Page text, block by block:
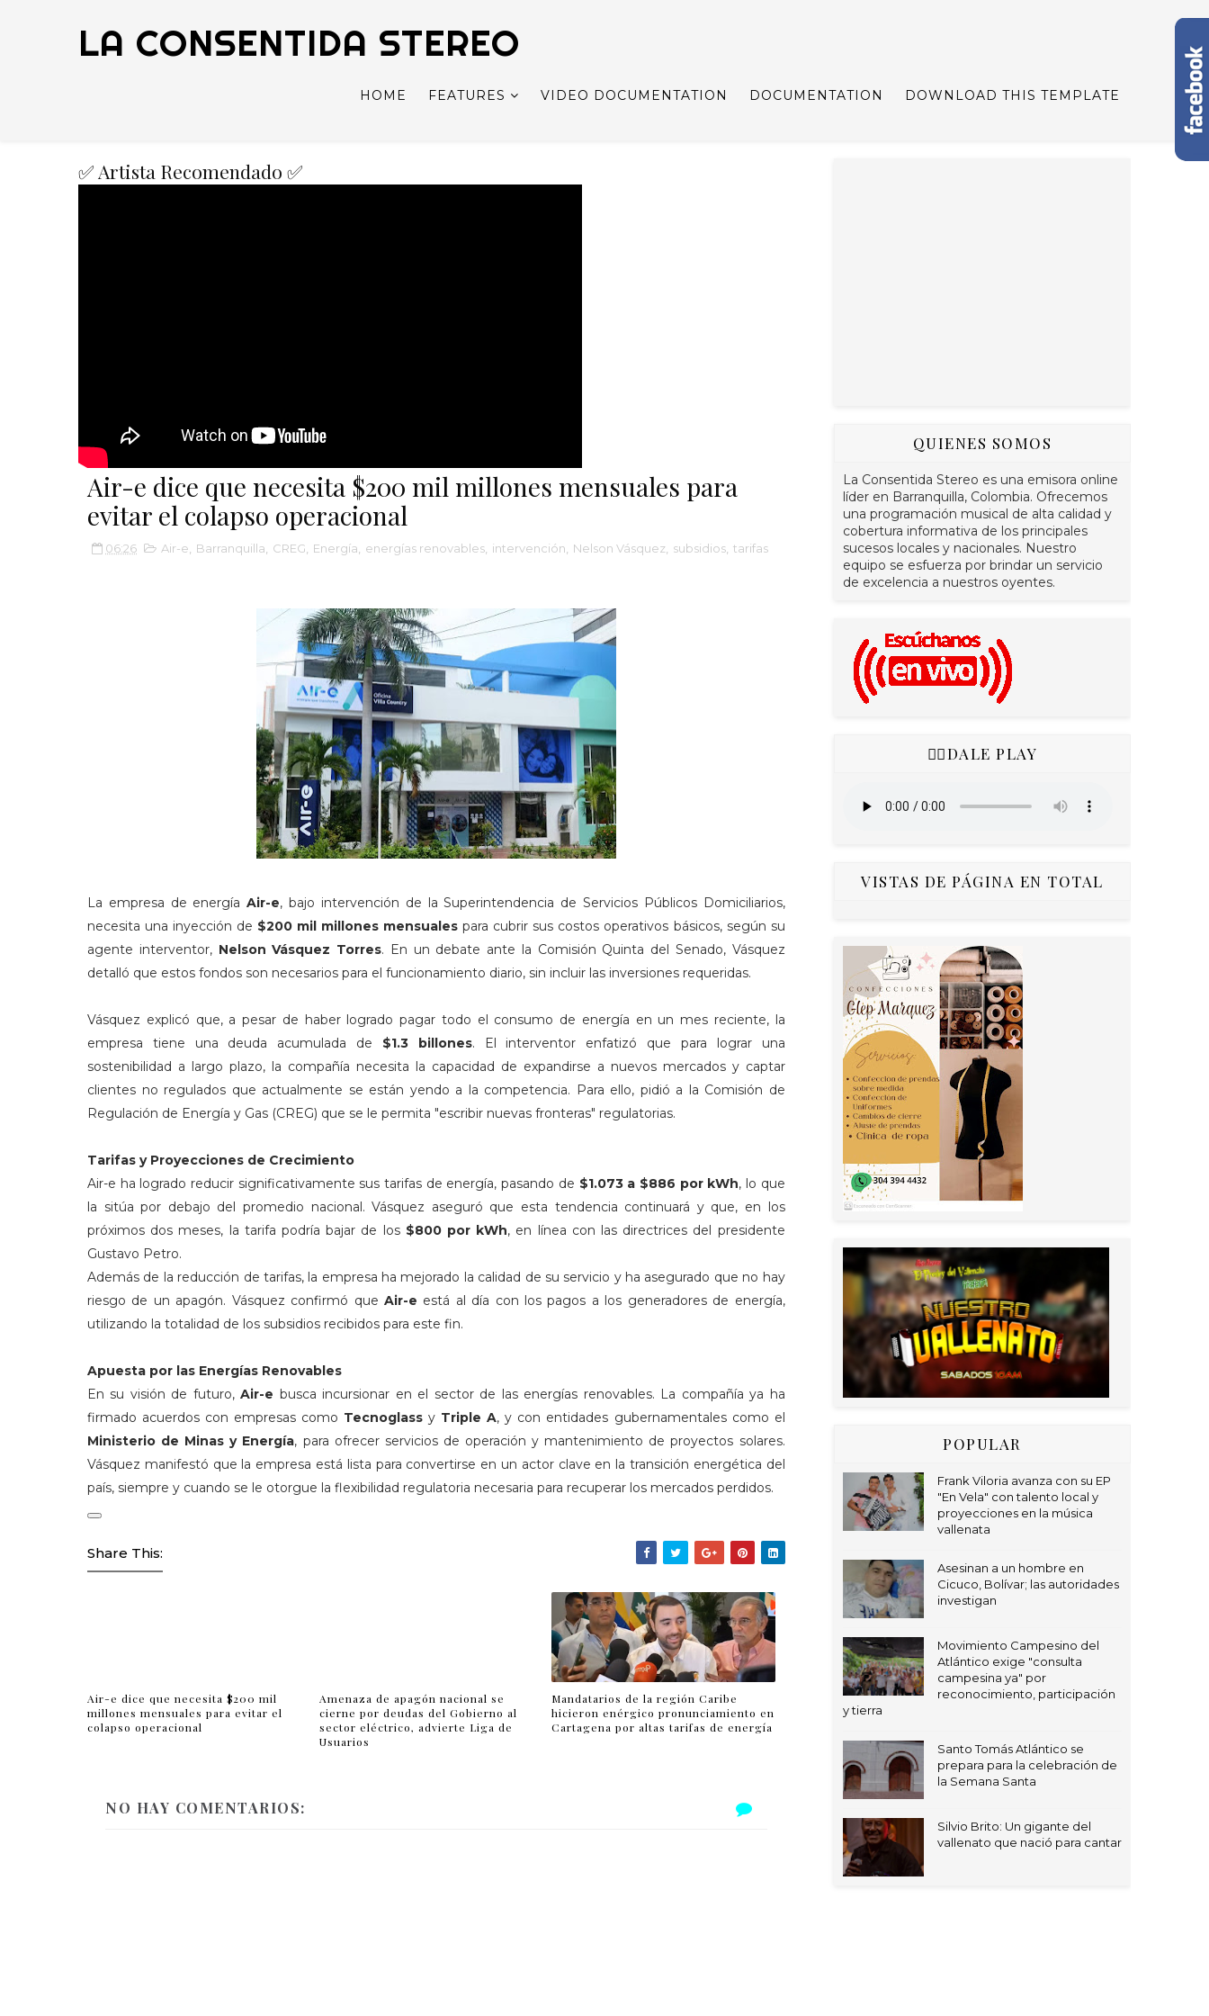
LA CONSENTIDA STEREO
HOME FEATURES VIDEO DOCUMENTATION DOCUMENTATION DOWNLOAD THIS TEMPLATE
✅ Artista Recomendado ✅
Air-e dice que necesita $200 mil millones mensuales para
evitar el colapso operacional
06:26 Air-e Barranquilla CREG Energía energías renovables intervención Nelson Vásquez subsidios tarifas
La empresa de energíaAir-e, bajo intervención de la Superintendencia de Servicios Públicos Domiciliarios,
necesita una inyección de $200 mil millones mensuales para cubrir sus costos operativos básicos, según su
agente interventor, Nelson Vásquez Torres. En un debate ante la Comisión Quinta del Senado, Vásquez
detalló que estos fondos son necesarios para el funcionamiento diario, sin incluir las inversiones requeridas.
Vásquez explicó que, a pesar de haber logrado pagar todo el consumo de energía en un mes reciente, la
empresa tiene una deuda acumulada de $1.3 billones. El interventor enfatizó que para lograr una
sostenibilidad a largo plazo, la compañía necesita la capacidad de expandirse a nuevos mercados y captar
clientes no regulados que actualmente se están yendo a la competencia. Para ello, pidió a la Comisión de
Regulación de Energía y Gas (CREG) que se le permita "escribir nuevas fronteras" regulatorias.
Tarifas y Proyecciones de Crecimiento
Air-e ha logrado reducir significativamente sus tarifas de energía, pasando de $1.073 a $886 por kWh, lo que
la sitúa por debajo del promedio nacional. Vásquez aseguró que esta tendencia continuará y que, en los
próximos dos meses, la tarifa podría bajar de los $800 por kWh, en línea con las directrices del presidente
Gustavo Petro.
Además de la reducción de tarifas, la empresa ha mejorado la calidad de su servicio y ha asegurado que no hay
riesgo de un apagón. Vásquez confirmó que Air-e está al día con los pagos a los generadores de energía,
utilizando la totalidad de los subsidios recibidos para este fin.
Apuesta por las Energías Renovables
En su visión de futuro,Air-e busca incursionar en el sector de las energías renovables. La compañía ya ha
firmado acuerdos con empresas como Tecnoglass y Triple A, y con entidades gubernamentales como el
Ministerio de Minas y Energía, para ofrecer servicios de operación y mantenimiento de proyectos solares.
Vásquez manifestó que la empresa está lista para convertirse en un actor clave en la transición energética del
país, siempre y cuando se le otorgue la flexibilidad regulatoria necesaria para recuperar los mercados perdidos.
Share This:
Air-e dice que necesita $200 mil
millones mensuales para evitar el
colapso operacional
Amenaza de apagón nacional se
cierne por deudas del Gobierno al
sector eléctrico, advierte Liga de
Usuarios
Mandatarios de la región Caribe
hicieron enérgico pronunciamiento en
Cartagena por altas tarifas de energía
NO HAY COMENTARIOS:
QUIENES SOMOS
La Consentida Stereo es una emisora online
líder en Barranquilla, Colombia. Ofrecemos
una programación musical de alta calidad y
cobertura informativa de los principales
sucesos locales y nacionales. Nuestro
equipo se esfuerza por brindar un servicio
de excelencia a nuestros oyentes.
👇🏻DALE PLAY
VISTAS DE PÁGINA EN TOTAL
POPULAR
Frank Viloria avanza con su EP
"En Vela" con talento local y
proyecciones en la música
vallenata
Asesinan a un hombre en
Cicuco, Bolívar; las autoridades
investigan
Movimiento Campesino del
Atlántico exige "consulta
campesina ya" por
reconocimiento, participación
y tierra
Santo Tomás Atlántico se
prepara para la celebración de
la Semana Santa
Silvio Brito: Un gigante del
vallenato que nació para cantar